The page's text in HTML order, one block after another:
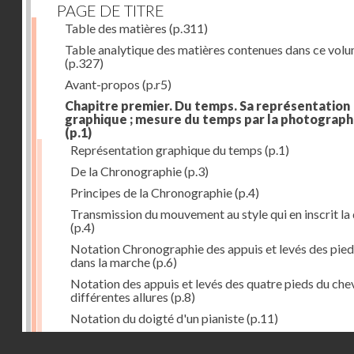
PAGE DE TITRE
Table des matières (p.311)
Table analytique des matières contenues dans ce
(p.327)
Avant-propos (p.r5)
Chapitre premier. Du temps. Sa représentation
graphique ; mesure du temps par la
(p.1)
Représentation graphique du temps (p.1)
De la Chronographie(p.3)
Principes de la Chronographie(p.4)
Transmission du mouvement au style qui en inscrit la
(p.4)
Notation Chronographie des appuis et levés des
dans la marche(p.6)
Notation des appuis et levés des quatre pieds du
différentes allures (p.8)
Notation du doigté d'un pianiste(p.11)